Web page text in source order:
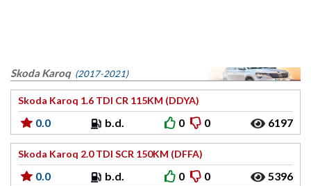
Skoda Karoq (2017-2021)
Skoda Karoq 1.6 TDI CR 115KM (DDYA)
0.0 b.d. 0 0 6197
Skoda Karoq 2.0 TDI SCR 150KM (DFFA)
0.0 b.d. 0 0 5396